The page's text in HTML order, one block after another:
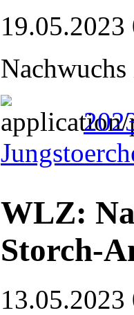
19.05.2023
Nachwuchs
WLZ:
Storch-
13.05.2023